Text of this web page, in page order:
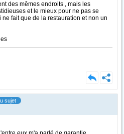
des mêmes endroits , mais les
et le mieux pour ne pas se
fait que de la restauration et non un
sujet